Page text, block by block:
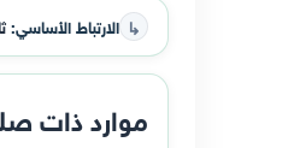
↳ الارتباط الأساسي:
موارد ذات